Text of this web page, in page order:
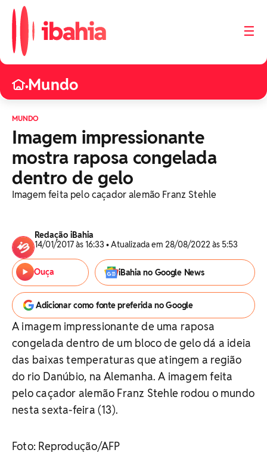
☰
•Mundo
MUNDO
Imagem impressionante
mostra raposa congelada
dentro de gelo
Imagem feita pelo caçador alemão Franz Stehle
Redação iBahia
14/01/2017 às 16:33 • Atualizada em 28/08/2022 às 5:53
Ouça iBahia no Google News
Adicionar como fonte preferida no Google
A imagem impressionante de uma raposa
congelada dentro de um bloco de gelo dá a ideia
das baixas temperaturas que atingem a região
do rio Danúbio, na Alemanha. A imagem feita
pelo caçador alemão Franz Stehle rodou o mundo
nesta sexta-feira (13).
Foto: Reprodução/AFP